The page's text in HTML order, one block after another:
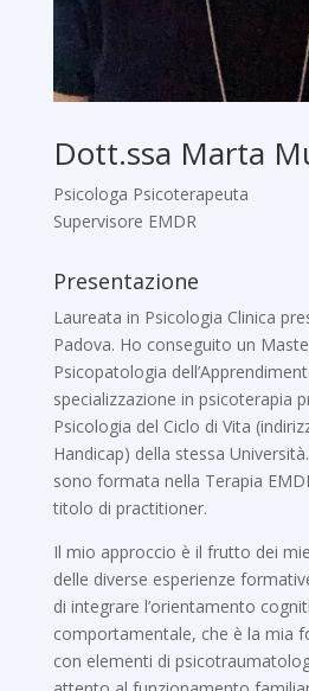
Dott.ssa Marta
Psicologa Psicoterapeuta
Supervisore EMDR
Presentazione
Laureata in Psicologia Clinica
Padova. Ho conseguito un
Psicopatologia
specializzazione in psicoterapia
Psicologia del Ciclo di Vita
Handicap) della stessa
sono formata nella Terapia
titolo di practitioner.
Il mio approccio è il frutto dei
delle diverse esperienze
di integrare l’orientamento
comportamentale, che è la mia
con elementi di